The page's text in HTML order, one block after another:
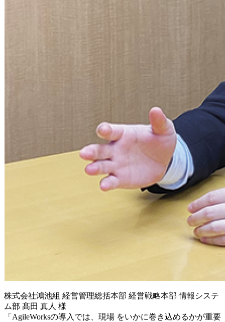
株式会社鴻池組 経営管理総括本部 経営戦略本部 情報システ
ム部 髙田 真人 様
「AgileWorksの導入では、現場 をいかに巻き込めるかが重要